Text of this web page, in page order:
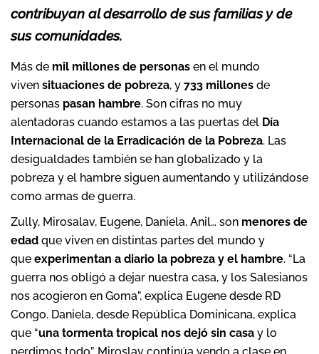
contribuyan al desarrollo de sus familias y de
sus comunidades.
Más de mil millones de personas en el mundo
viven situaciones de pobreza, y 733 millones de
personas pasan hambre. Son cifras no muy
alentadoras cuando estamos a las puertas del Día
Internacional de la Erradicación de la Pobreza. Las
desigualdades también se han globalizado y la
pobreza y el hambre siguen aumentando y utilizándose
como armas de guerra.
Zully, Mirosalav, Eugene, Daniela, Anil… son menores de
edad que viven en distintas partes del mundo y
que experimentan a diario la pobreza y el hambre. “La
guerra nos obligó a dejar nuestra casa, y los Salesianos
nos acogieron en Goma”, explica Eugene desde RD
Congo. Daniela, desde República Dominicana, explica
que “una tormenta tropical nos dejó sin casa y lo